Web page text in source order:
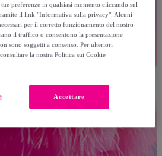
preferenze in qualsiasi momento cliccando sul
il link "Informativa sulla privacy". Alcuni
per il corretto funzionamento del nostro
il traffico o consentono la presentazione
sono soggetti a consenso. Per ulteriori
la nostra Politica sui Cookie
Accettare